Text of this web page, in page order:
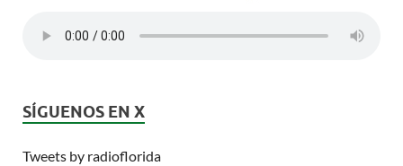
SÍGUENOS EN X
Tweets by radioflorida